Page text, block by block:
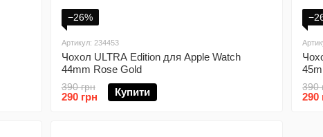
−26%
Артикул: 234453
Чохол ULTRA Edition для Apple Watch
44mm Rose Gold
390 грн
290 грн Купити 390
290